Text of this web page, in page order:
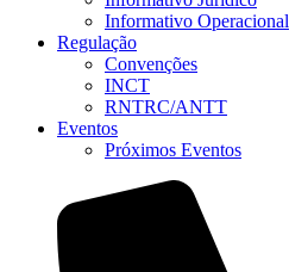
Informativo Operacional
Regulação
Convenções
INCT
RNTRC/ANTT
Eventos
Próximos Eventos